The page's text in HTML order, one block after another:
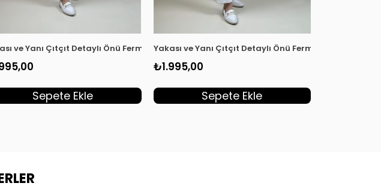
Haki ARM 553
ve Yanı Çıtçıt Detaylı Önü Fermuarlı Kadın Giyçık Kap Siyah EYL 2032
Sepete Ekle
Yakası ve Yanı Çıtçıt Detaylı Önü Fermuarlı Kadın
₺1.995,00
Sepete Ekle